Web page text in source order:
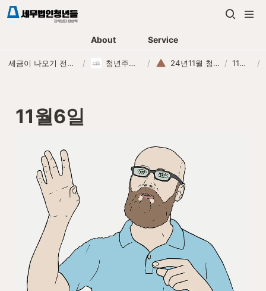
About Service
세금이 나오기 전에, 먼저 연락하는 세무법인 / 청년주니어 교육 / 24년11월 청년주니어 / 11월6일 /
11월6일